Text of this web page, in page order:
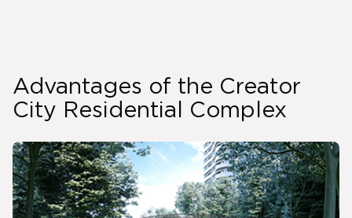
Advantages of the Creator
City Residential Complex